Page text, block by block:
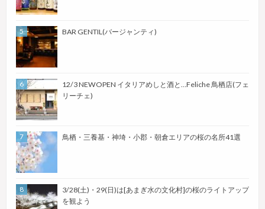
BAR GENTIL(バージャンティ)
12/3 NEWOPEN イタリアめしと酒と…Feliche 鳥栖店(フェ
リーチェ)
鳥栖・三養基・神埼・小郡・朝倉エリアの桜の名所41選
3/28(土)・29(日)は[あまぎ水の文化村]の桜のライトアップ
を観よう